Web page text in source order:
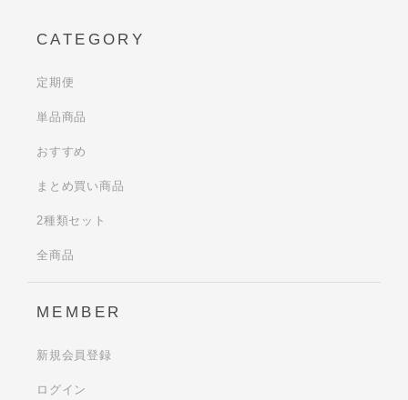
CATEGORY
定期便
単品商品
おすすめ
まとめ買い商品
2種類セット
全商品
MEMBER
新規会員登録
ログイン